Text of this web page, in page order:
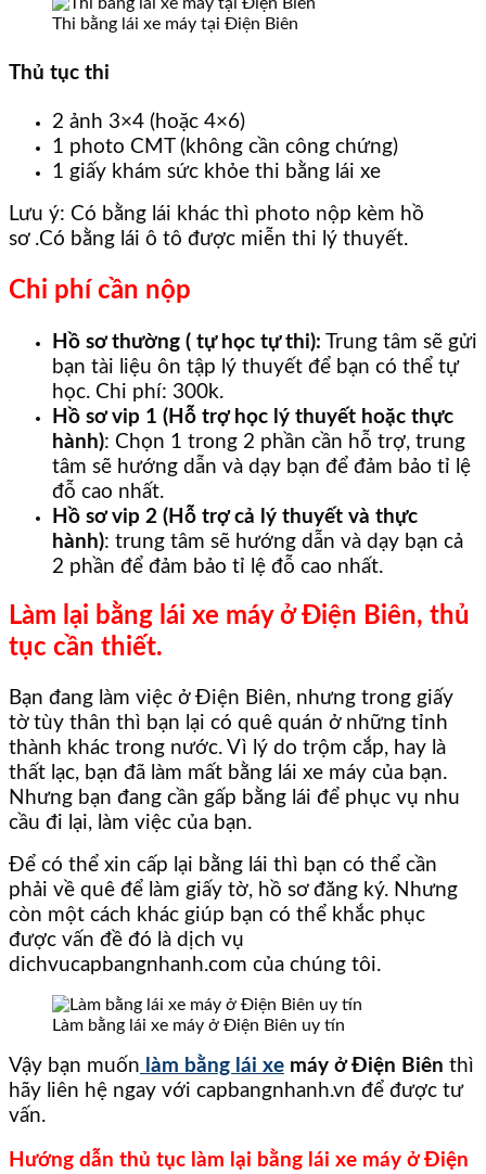
Thi bằng lái xe máy tại Điện Biên
Thủ tục thi
2 ảnh 3×4 (hoặc 4×6)
1 photo CMT (không cần công chứng)
1 giấy khám sức khỏe thi bằng lái xe
Lưu ý: Có bằng lái khác thì photo nộp kèm hồ
sơ .Có bằng lái ô tô được miễn thi lý thuyết.
Chi phí cần nộp
Hồ sơ thường ( tự học tự thi): Trung tâm sẽ gửi
bạn tài liệu ôn tập lý thuyết để bạn có thể tự
học. Chi phí: 300k.
Hồ sơ vip 1 (Hỗ trợ học lý thuyết hoặc thực
hành): Chọn 1 trong 2 phần cần hỗ trợ, trung
tâm sẽ hướng dẫn và dạy bạn để đảm bảo tỉ lệ
đỗ cao nhất.
Hồ sơ vip 2 (Hỗ trợ cả lý thuyết và thực
hành): trung tâm sẽ hướng dẫn và dạy bạn cả
2 phần để đảm bảo tỉ lệ đỗ cao nhất.
Làm lại bằng lái xe máy ở Điện Biên, thủ
tục cần thiết.
Bạn đang làm việc ở Điện Biên, nhưng trong giấy
tờ tùy thân thì bạn lại có quê quán ở những tỉnh
thành khác trong nước. Vì lý do trộm cắp, hay là
thất lạc, bạn đã làm mất bằng lái xe máy của bạn.
Nhưng bạn đang cần gấp bằng lái để phục vụ nhu
cầu đi lại, làm việc của bạn.
Để có thể xin cấp lại bằng lái thì bạn có thể cần
phải về quê để làm giấy tờ, hồ sơ đăng ký. Nhưng
còn một cách khác giúp bạn có thể khắc phục
được vấn đề đó là dịch vụ
dichvucapbangnhanh.com của chúng tôi.
Làm bằng lái xe máy ở Điện Biên uy tín
Vậy bạn muốn làm bằng lái xe máy ở Điện Biên thì
hãy liên hệ ngay với capbangnhanh.vn để được tư
vấn.
Hướng dẫn thủ tục làm lại bằng lái xe máy ở Điện